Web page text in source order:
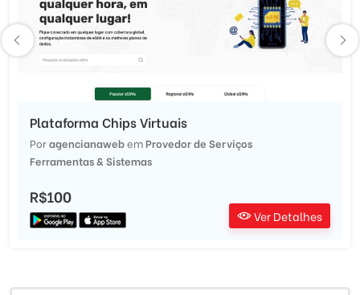
Plataforma Chips Virtuais
PoragencianawebemProvedor de Serviços
Ferramentas & Sistemas
R$100
Ver Detalhes